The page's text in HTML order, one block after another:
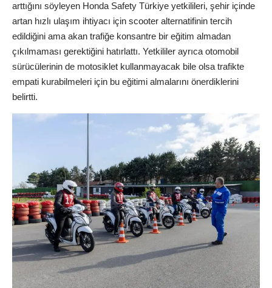
arttığını söyleyen Honda Safety Türkiye yetkilileri, şehir içinde
artan hızlı ulaşım ihtiyacı için scooter alternatifinin tercih
edildiğini ama akan trafiğe konsantre bir eğitim almadan
çıkılmaması gerektiğini hatırlattı. Yetkililer ayrıca otomobil
sürücülerinin de motosiklet kullanmayacak bile olsa trafikte
empati kurabilmeleri için bu eğitimi almalarını önerdiklerini
belirtti.